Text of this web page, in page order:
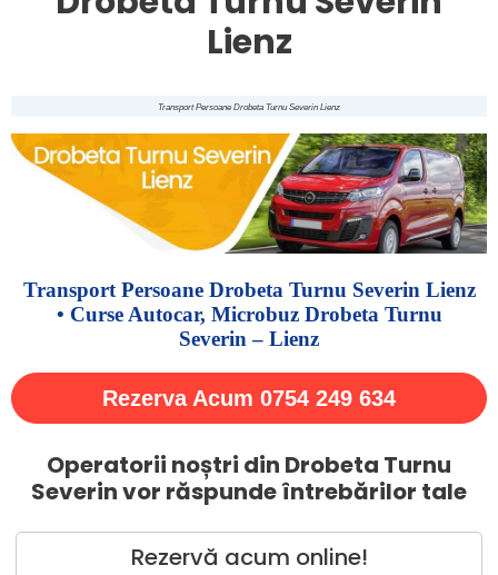
Lienz
Transport Persoane Drobeta Turnu Severin Lienz
Transport Persoane Drobeta Turnu Severin Lienz
• Curse Autocar, Microbuz Drobeta Turnu
Severin – Lienz
Rezerva Acum 0754 249 634
Operatorii noștri din Drobeta Turnu
Severin vor răspunde întrebărilor tale
Rezervă acum online!